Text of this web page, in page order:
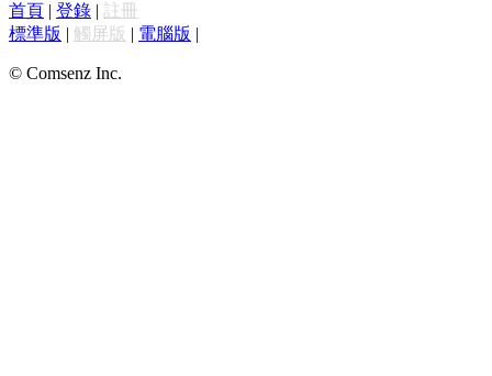
首頁 | 登錄 | 註冊
標準版 | 觸屏版 | 電腦版 |
© Comsenz Inc.